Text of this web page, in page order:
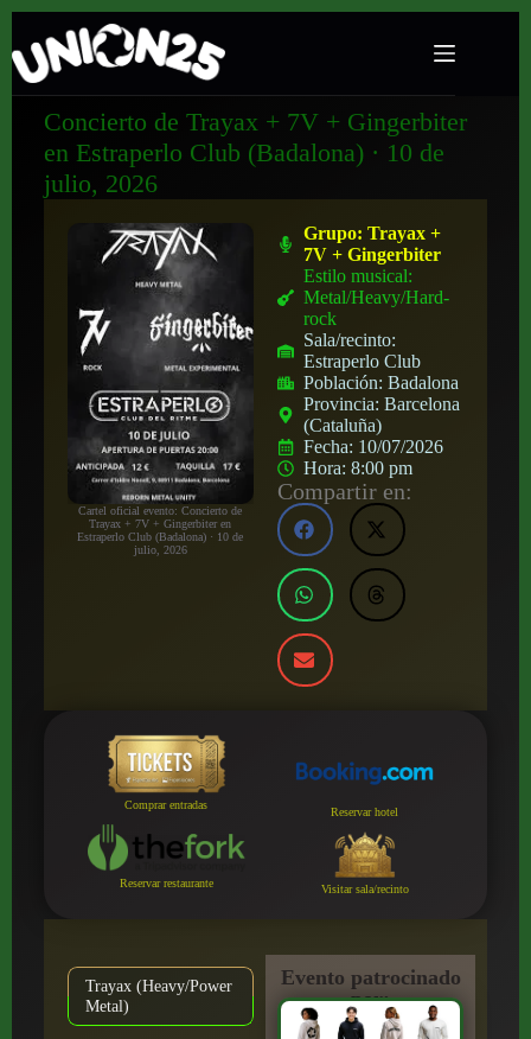
Concierto de Trayax + 7V + Gingerbiter
en Estraperlo Club (Badalona) · 10 de
julio, 2026
Cartel oficial evento: Concierto de
Trayax + 7V + Gingerbiter en
Estraperlo Club (Badalona) · 10 de
julio, 2026
Grupo:Trayax +
7V + Gingerbiter
Estilo musical:
Metal/Heavy/Hard-
rock
Sala/recinto:
Estraperlo Club
Población:Badalona
Provincia:Barcelona
(Cataluña)
Fecha: 10/07/2026
Hora:8:00 pm
Compartir en:
Comprar entradas
Reservar hotel
Reservar restaurante Visitar sala/recinto
Trayax (Heavy/Power
Metal)
Evento patrocinado
por: